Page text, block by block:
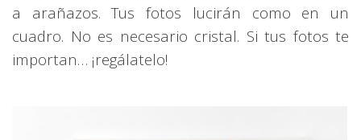
a arañazos. Tus fotos lucirán como en un
cuadro. No es necesario cristal. Si tus fotos te
importan… ¡regálatelo!